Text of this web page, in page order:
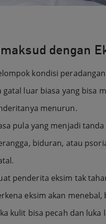
dengan
kondisi
gatal luar biasa yang bisa
menurun.
pula yang menjadi
biduran, atau
penderita eksim tak
eksim akan
kulit bisa pecah dan